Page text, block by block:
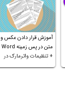
آموزش قرار دادن عکس و
متن در پس زمینه Word
+ تنظیمات واترمارک در
ورد